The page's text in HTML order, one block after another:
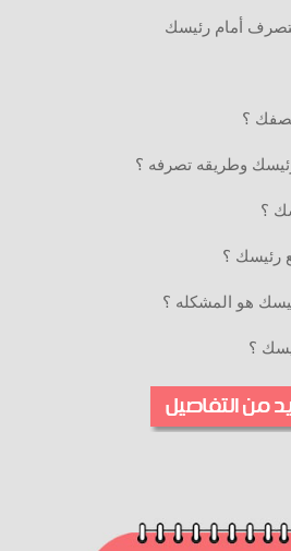
أمام رئيسك
؟
وطريقه تصرفه ؟
؟
رئيسك ؟
هو المشكله ؟
؟